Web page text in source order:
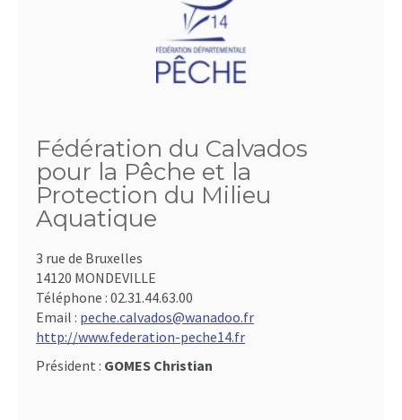
Fédération du Calvados
pour la Pêche et la
Protection du Milieu
Aquatique
3 rue de Bruxelles
14120 MONDEVILLE
Téléphone : 02.31.44.63.00
Email : peche.calvados@wanadoo.fr
http://www.federation-peche14.fr
Président : GOMES Christian